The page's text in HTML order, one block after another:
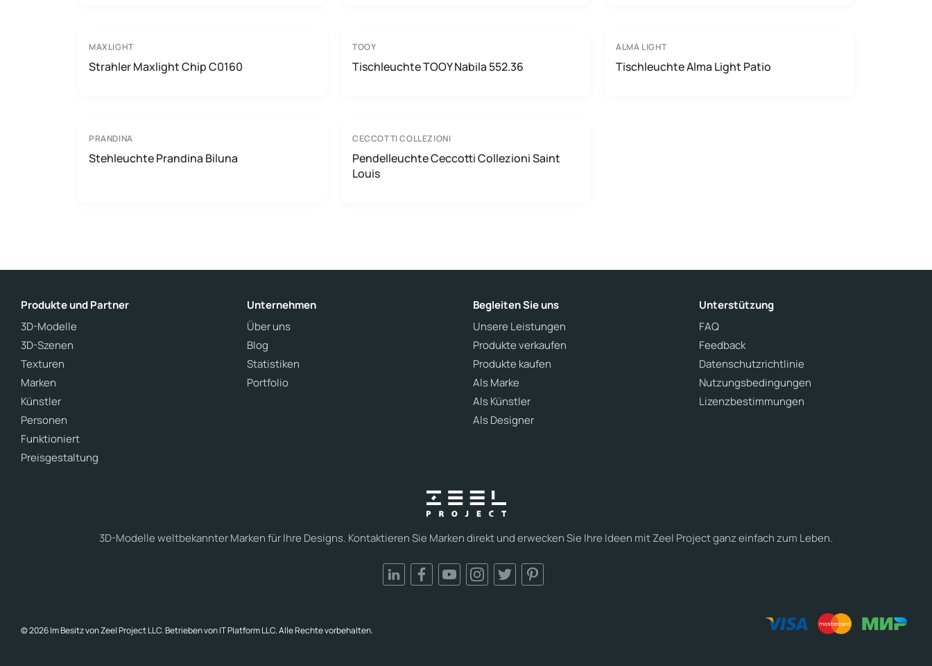
MAXLIGHT
Strahler Maxlight Chip C0160
TOOY
Tischleuchte TOOY Nabila 552.36
ALMA LIGHT
Tischleuchte Alma Light Patio
PRANDINA
Stehleuchte Prandina Biluna
CECCOTTI COLLEZIONI
Pendelleuchte Ceccotti Collezioni Saint
Louis
3D-Modelle weltbekannter Marken für Ihre Designs. Kontaktieren Sie Marken direkt und erwecken Sie Ihre Ideen mit Zeel Project ganz einfach zum Leben.
Produkte und Partner
3D-Modelle
3D-Szenen
Texturen
Marken
Künstler
Personen
Funktioniert
Preisgestaltung
Unternehmen
Über uns
Blog
Statistiken
Portfolio
Begleiten Sie uns
Unsere Leistungen
Produkte verkaufen
Produkte kaufen
Als Marke
Als Künstler
Als Designer
Unterstützung
FAQ
Feedback
Datenschutzrichtlinie
Nutzungsbedingungen
Lizenzbestimmungen
© 2026 Im Besitz von Zeel Project LLC. Betrieben von IT Platform LLC. Alle Rechte vorbehalten.